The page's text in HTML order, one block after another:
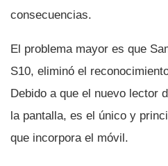
consecuencias.
El problema mayor es que
S10, eliminó el
Debido a que el nuevo lector
la pantalla, es el único y
que incorpora el móvil.